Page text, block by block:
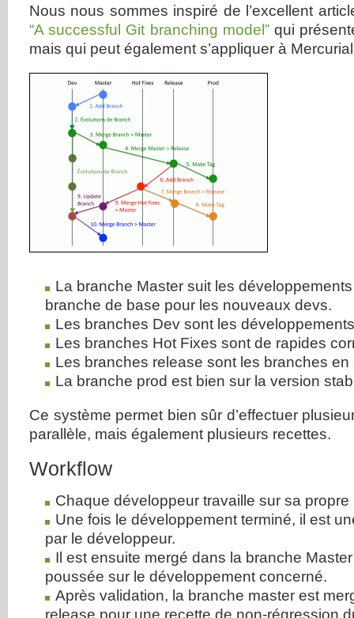
Nous nous sommes inspiré de l’excellent
“A successful Git branching model”qui
mais qui peut également s’appliquer à
La branche Master suit les
branche de base pour les nouveaux devs.
Les branches Dev sont les
Les branches Hot Fixes sont de rapides
Les branches release sont les branches
La branche prod est bien sur la version
Ce système permet bien sûr d’effectuer
parallèle, mais également plusieurs recettes.
Workflow
Chaque développeur travaille sur sa propre
Une fois le développement terminé, il est
par le développeur.
Il est ensuite mergé dans la branche
poussée sur le développement concerné.
Après validation, la branche master est
release pour une recette de non-régression